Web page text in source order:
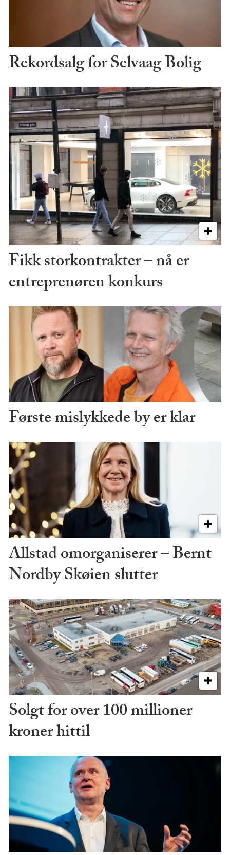
Rekordsalg for Selvaag Bolig
Fikk storkontrakter – nå er
entreprenøren konkurs
Første mislykkede by er klar
Allstad omorganiserer – Bernt
Nordby Skøien slutter
Solgt for over 100 millioner
kroner hittil